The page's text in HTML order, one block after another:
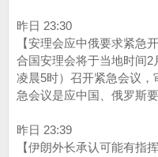
昨日 23:30
【安理会应中俄要求紧急
合国安理会将于当地时间2
凌晨5时）召开紧急会议
急会议是应中国、俄罗斯要
昨日 23:39
【伊朗外长承认可能有指